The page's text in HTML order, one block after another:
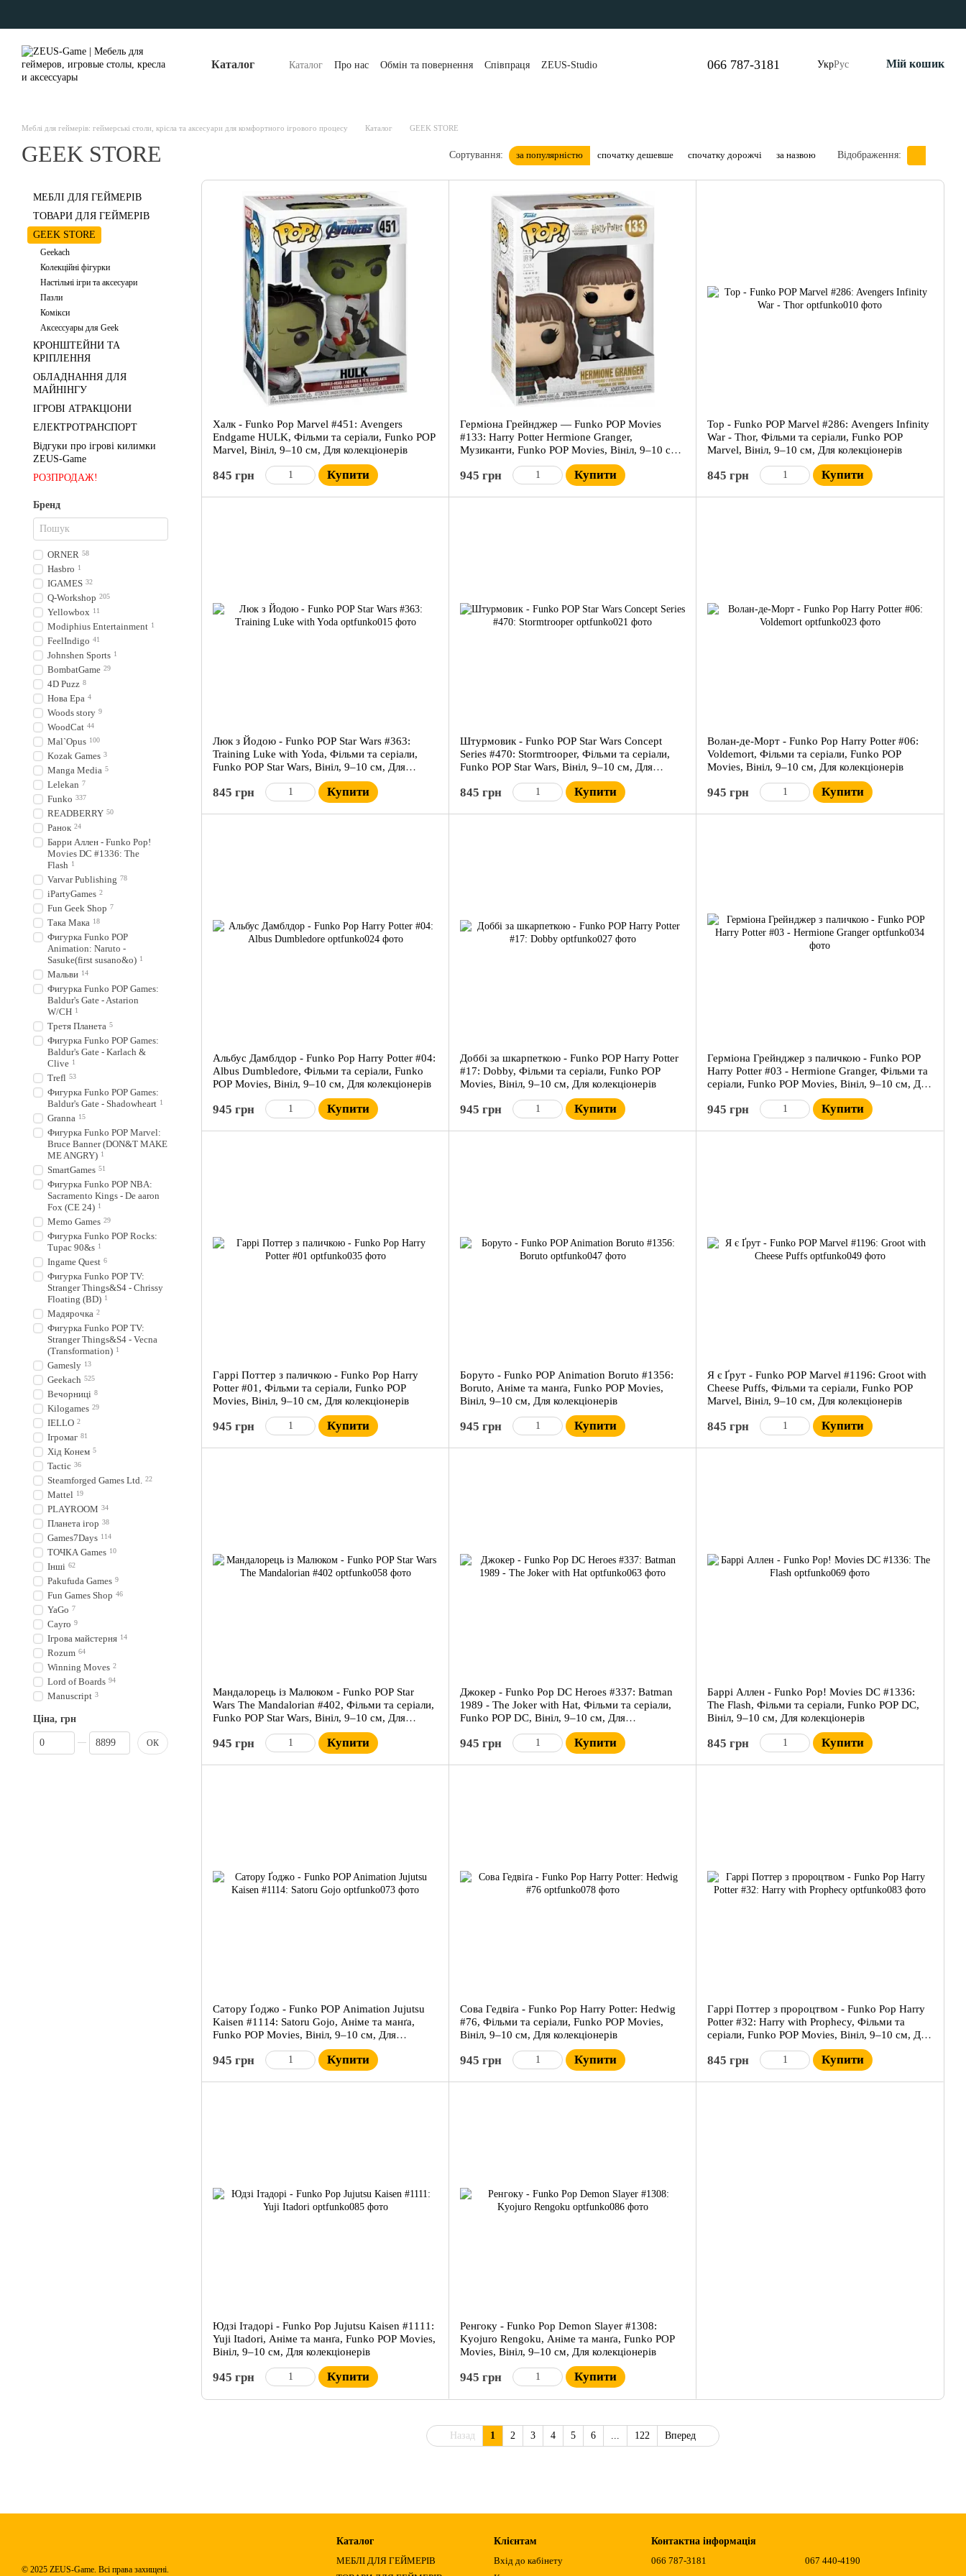
Каталог Каталог Про нас Обмін та повернення Співпраця
ZEUS-Studio
066 787-3181 УкрРус Мій кошик
Меблі для геймерів: геймерські столи, крісла та аксесуари для комфортного ігрового процесу Каталог GEEK STORE
GEEK STORE Сортування: за популярністю спочатку дешевше спочатку дорожчі за назвою Відображення:
Халк - Funko Pop Marvel #451: Avengers
Endgame HULK, Фільми та серіали, Funko POP
Marvel, Вініл, 9–10 см, Для колекціонерів
845 грн Купити
Герміона Грейнджер — Funko POP Movies
#133: Harry Potter Hermione Granger,
Музиканти, Funko POP Movies, Вініл, 9–10 см,
945 грн Купити
Тор - Funko POP Marvel #286: Avengers Infinity
War - Thor, Фільми та серіали, Funko POP
Marvel, Вініл, 9–10 см, Для колекціонерів
845 грн Купити
Люк з Йодою - Funko POP Star Wars #363:
Training Luke with Yoda, Фільми та серіали,
Funko POP Star Wars, Вініл, 9–10 см, Для
845 грн Купити
Штурмовик - Funko POP Star Wars Concept
Series #470: Stormtrooper, Фільми та серіали,
Funko POP Star Wars, Вініл, 9–10 см, Для
845 грн Купити
Волан-де-Морт - Funko Pop Harry Potter #06:
Voldemort, Фільми та серіали, Funko POP
Movies, Вініл, 9–10 см, Для колекціонерів
945 грн Купити
Альбус Дамблдор - Funko Pop Harry Potter #04:
Albus Dumbledore, Фільми та серіали, Funko
POP Movies, Вініл, 9–10 см, Для колекціонерів
945 грн Купити
Доббі за шкарпеткою - Funko POP Harry Potter
#17: Dobby, Фільми та серіали, Funko POP
Movies, Вініл, 9–10 см, Для колекціонерів
945 грн Купити
Герміона Грейнджер з паличкою - Funko POP
Harry Potter #03 - Hermione Granger, Фільми та
серіали, Funko POP Movies, Вініл, 9–10 см, Для
945 грн Купити
Гаррі Поттер з паличкою - Funko Pop Harry
Potter #01, Фільми та серіали, Funko POP
Movies, Вініл, 9–10 см, Для колекціонерів
945 грн Купити
Боруто - Funko POP Animation Boruto #1356:
Boruto, Аніме та манґа, Funko POP Movies,
Вініл, 9–10 см, Для колекціонерів
945 грн Купити
Я є Ґрут - Funko POP Marvel #1196: Groot with
Cheese Puffs, Фільми та серіали, Funko POP
Marvel, Вініл, 9–10 см, Для колекціонерів
845 грн Купити
Мандалорець із Малюком - Funko POP Star
Wars The Mandalorian #402, Фільми та серіали,
Funko POP Star Wars, Вініл, 9–10 см, Для
945 грн Купити
Джокер - Funko Pop DC Heroes #337: Batman
1989 - The Joker with Hat, Фільми та серіали,
Funko POP DC, Вініл, 9–10 см, Для
945 грн Купити
Баррі Аллен - Funko Pop! Movies DC #1336:
The Flash, Фільми та серіали, Funko POP DC,
Вініл, 9–10 см, Для колекціонерів
845 грн Купити
Сатору Ґоджо - Funko POP Animation Jujutsu
Kaisen #1114: Satoru Gojo, Аніме та манґа,
Funko POP Movies, Вініл, 9–10 см, Для
945 грн Купити
Сова Гедвіґа - Funko Pop Harry Potter: Hedwig
#76, Фільми та серіали, Funko POP Movies,
Вініл, 9–10 см, Для колекціонерів
945 грн Купити
Гаррі Поттер з пророцтвом - Funko Pop Harry
Potter #32: Harry with Prophecy, Фільми та
серіали, Funko POP Movies, Вініл, 9–10 см, Для
845 грн Купити
Юдзі Ітадорі - Funko Pop Jujutsu Kaisen #1111:
Yuji Itadori, Аніме та манґа, Funko POP Movies,
Вініл, 9–10 см, Для колекціонерів
945 грн Купити
Ренгоку - Funko Pop Demon Slayer #1308:
Kyojuro Rengoku, Аніме та манґа, Funko POP
Movies, Вініл, 9–10 см, Для колекціонерів
945 грн Купити
Назад 1 2 3 4 5 6 ... 122 Вперед
МЕБЛІ ДЛЯ ГЕЙМЕРІВ
ТОВАРИ ДЛЯ ГЕЙМЕРІВ
GEEK STORE
Geekach
Колекційні фігурки
Настільні ігри та аксесуари
Пазли
Комікси
Аксессуары для Geek
КРОНШТЕЙНИ ТА
КРІПЛЕННЯ
ОБЛАДНАННЯ ДЛЯ
МАЙНІНГУ
ІГРОВІ АТРАКЦІОНИ
ЕЛЕКТРОТРАНСПОРТ
Відгуки про ігрові килимки
ZEUS-Game
РОЗПРОДАЖ!
Бренд
ORNER 58
Hasbro 1
IGAMES 32
Q-Workshop 205
Yellowbox 11
Modiphius Entertainment 1
FeelIndigo 41
Johnshen Sports 1
BombatGame 29
4D Puzz 8
Нова Ера 4
Woods story 9
WoodCat 44
Mal`Opus 100
Kozak Games 3
Manga Media 5
Lelekan 7
Funko 337
READBERRY 50
Ранок 24
Барри Аллен - Funko Pop!
Movies DC #1336: The
Flash 1
Varvar Publishing 78
iPartyGames 2
Fun Geek Shop 7
Така Мака 18
Фигурка Funko POP
Animation: Naruto -
Sasuke(first susano&o) 1
Мальви 14
Фигурка Funko POP Games:
Baldur's Gate - Astarion
W/CH 1
Третя Планета 5
Фигурка Funko POP Games:
Baldur's Gate - Karlach &
Clive 1
Trefl 53
Фигурка Funko POP Games:
Baldur's Gate - Shadowheart 1
Granna 15
Фигурка Funko POP Marvel:
Bruce Banner (DON&T MAKE
ME ANGRY) 1
SmartGames 51
Фигурка Funko POP NBA:
Sacramento Kings - De aaron
Fox (CE 24) 1
Memo Games 29
Фигурка Funko POP Rocks:
Tupac 90&s 1
Ingame Quest 6
Фигурка Funko POP TV:
Stranger Things&S4 - Chrissy
Floating (BD) 1
Мадярочка 2
Фигурка Funko POP TV:
Stranger Things&S4 - Vecna
(Transformation) 1
Gamesly 13
Geekach 525
Вечорниці 8
Kilogames 29
IELLO 2
Ігромаг 81
Хід Конем 5
Tactic 36
Steamforged Games Ltd. 22
Mattel 19
PLAYROOM 34
Планета ігор 38
Games7Days 114
ТОЧКА Games 10
Інші 62
Pakufuda Games 9
Fun Games Shop 46
YaGo 7
Cayro 9
Ігрова майстерня 14
Rozum 64
Winning Moves 2
Lord of Boards 94
Manuscript 3
Ціна, грн
Від Ціна, грн
До Ціна, грн
ОК
© 2025 ZEUS-Game. Всі права захищені.
Каталог
МЕБЛІ ДЛЯ ГЕЙМЕРІВ
Клієнтам
Вхід до кабінету
Контактна інформація
066 787-3181
067 440-4190